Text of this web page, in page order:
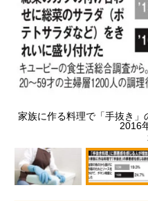
家族に作る料理で「手抜き」
2016